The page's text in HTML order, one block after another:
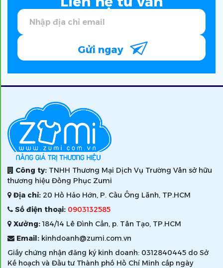
Gửi ngay
Công ty: TNHH Thương Mại Dịch Vụ Trường Vân sở hữu
thương hiệu Đồng Phục Zumi
Địa chỉ: 20 Hồ Hảo Hớn, P. Cầu Ông Lãnh, TP.HCM
Số điện thoại: 0903132585
Xưởng:184/14 Lê Đình Cẩn, p. Tân Tạo, TP.HCM
Email: kinhdoanh@zumi.com.vn
Giấy chứng nhận đăng ký kinh doanh: 0312840445 do Sở
Kế hoạch và Đầu tư Thành phố Hồ Chí Minh cấp ngày